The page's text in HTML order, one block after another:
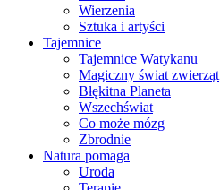
Wierzenia
Sztuka i artyści
Tajemnice
Tajemnice Watykanu
Magiczny świat zwierząt
Błękitna Planeta
Wszechświat
Co może mózg
Zbrodnie
Natura pomaga
Uroda